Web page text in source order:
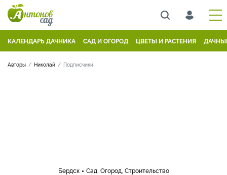
КАЛЕНДАРЬ ДАЧНИКА САД И ОГОРОД ЦВЕТЫ И РАСТЕНИЯ
Авторы Николай Подписчики
Бердск Сад, Огород, Строительство